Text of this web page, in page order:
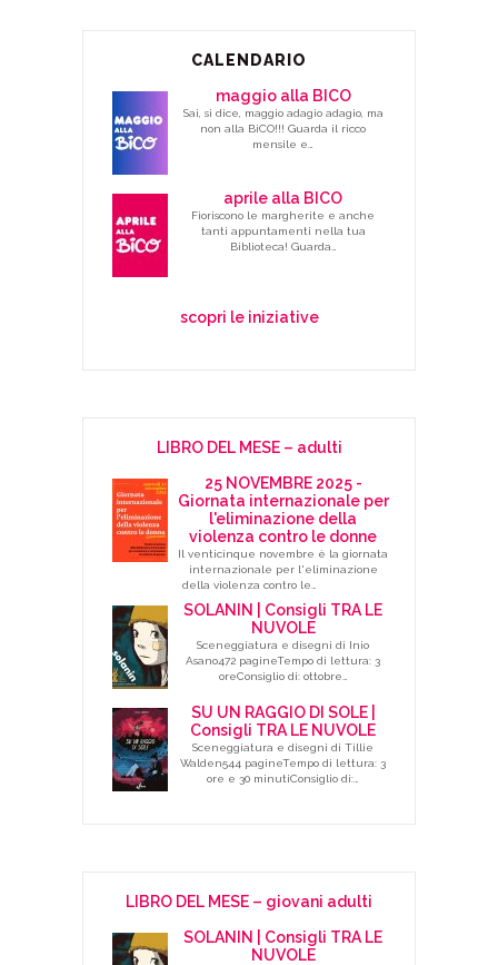
CALENDARIO
maggio alla BICO
Sai, si dice, maggio adagio adagio, ma
non alla BiCO!!! Guarda il ricco
mensile e…
aprile alla BICO
Fioriscono le margherite e anche
tanti appuntamenti nella tua
Biblioteca! Guarda…
scopri le iniziative
LIBRO DEL MESE – adulti
25 NOVEMBRE 2025 -
Giornata internazionale per
l'eliminazione della
violenza contro le donne
Il venticinque novembre è la giornata
internazionale per l'eliminazione
della violenza contro le…
SOLANIN | Consigli TRA LE
NUVOLE
Sceneggiatura e disegni di Inio
Asano472 pagineTempo di lettura: 3
oreConsiglio di: ottobre…
SU UN RAGGIO DI SOLE |
Consigli TRA LE NUVOLE
Sceneggiatura e disegni di Tillie
Walden544 pagineTempo di lettura: 3
ore e 30 minutiConsiglio di:…
LIBRO DEL MESE – giovani adulti
SOLANIN | Consigli TRA LE
NUVOLE